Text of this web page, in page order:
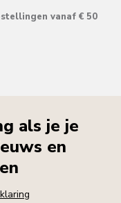
vanaf € 50
als je je
en